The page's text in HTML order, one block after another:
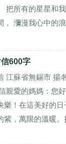
把所有的星星和
， 瀰漫我心中的
600字
江蘇省無錫市 揚
親愛的媽媽：您
樂！在這美好的
紫，萬限的溫暖